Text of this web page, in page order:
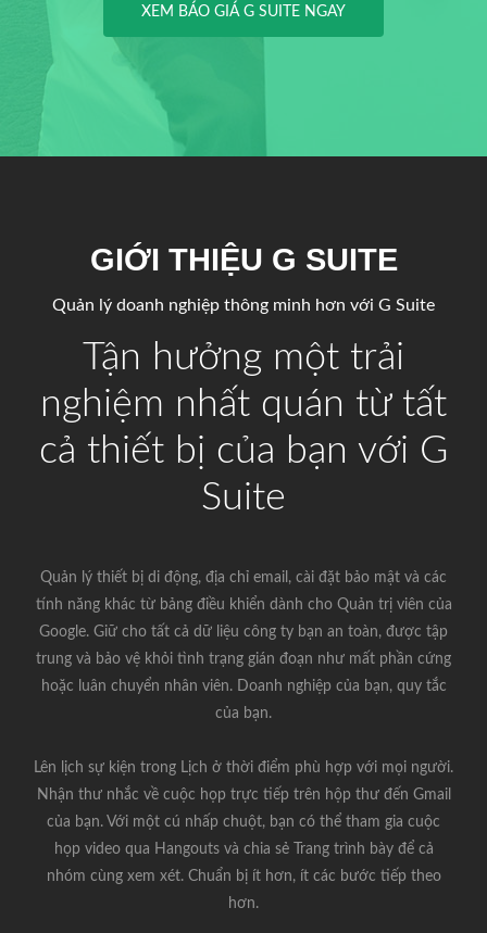
XEM BÁO GIÁ G SUITE NGAY
GIỚI THIỆU G SUITE
Quản lý doanh nghiệp thông minh hơn với G Suite
Tận hưởng một trải
nghiệm nhất quán từ tất
cả thiết bị của bạn với G
Suite
Quản lý thiết bị di động, địa chỉ email, cài đặt bảo mật và các
tính năng khác từ bảng điều khiển dành cho Quản trị viên của
Google. Giữ cho tất cả dữ liệu công ty bạn an toàn, được tập
trung và bảo vệ khỏi tình trạng gián đoạn như mất phần cứng
hoặc luân chuyển nhân viên. Doanh nghiệp của bạn, quy tắc
của bạn.
Lên lịch sự kiện trong Lịch ở thời điểm phù hợp với mọi người.
Nhận thư nhắc về cuộc họp trực tiếp trên hộp thư đến Gmail
của bạn. Với một cú nhấp chuột, bạn có thể tham gia cuộc
họp video qua Hangouts và chia sẻ Trang trình bày để cả
nhóm cùng xem xét. Chuẩn bị ít hơn, ít các bước tiếp theo
hơn.